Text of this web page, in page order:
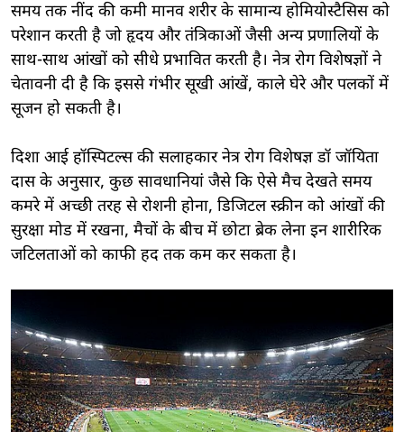
समय तक नींद की कमी मानव शरीर के सामान्य होमियोस्टैसिस को
परेशान करती है जो हृदय और तंत्रिकाओं जैसी अन्य प्रणालियों के
साथ-साथ आंखों को सीधे प्रभावित करती है। नेत्र रोग विशेषज्ञों ने
चेतावनी दी है कि इससे गंभीर सूखी आंखें, काले घेरे और पलकों में
सूजन हो सकती है।
दिशा आई हॉस्पिटल्स की सलाहकार नेत्र रोग विशेषज्ञ डॉ जॉयिता
दास के अनुसार, कुछ सावधानियां जैसे कि ऐसे मैच देखते समय
कमरे में अच्छी तरह से रोशनी होना, डिजिटल स्क्रीन को आंखों की
सुरक्षा मोड में रखना, मैचों के बीच में छोटा ब्रेक लेना इन शारीरिक
जटिलताओं को काफी हद तक कम कर सकता है।